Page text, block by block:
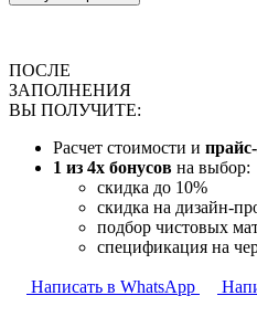
ПОСЛЕ
ЗАПОЛНЕНИЯ
ВЫ ПОЛУЧИТЕ:
Расчет стоимости и
1 из 4х бонусов на выбор:
скидка до 10%
скидка на дизайн-
подбор чистовых
спецификация на
Написать в WhatsApp